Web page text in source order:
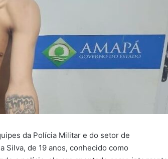
da Polícia Militar e do setor de
Silva, de 19 anos, conhecido como